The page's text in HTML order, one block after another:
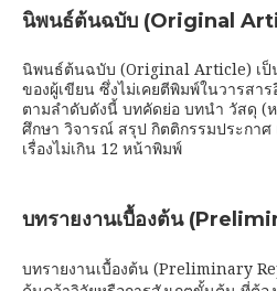
นิพนธ์ต้นฉบับ (Original
นิพนธ์ต้นฉบับ (Original Article) เป็
ของผู้เขียน ซึ่งไม่เคยตีพิมพ์ในวารสา
ตามลำดับดังนี้ บทคัดย่อ บทนำ วัสดุ (
ศึกษา วิจารณ์ สรุป กิตติกรรมประกาศ
เรื่องไม่เกิน 12 หน้าพิมพ์
บทรายงานเบื้องต้น
บทรายงานเบื้องต้น (Preliminary